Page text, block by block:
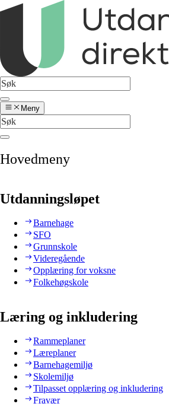
Meny
Hovedmeny
Utdanningsløpet
Barnehage
SFO
Grunnskole
Videregående
Opplæring for voksne
Folkehøgskole
Læring og inkludering
Rammeplaner
Læreplaner
Barnehagemiljø
Skolemiljø
Tilpasset opplæring og inkludering
Fravær